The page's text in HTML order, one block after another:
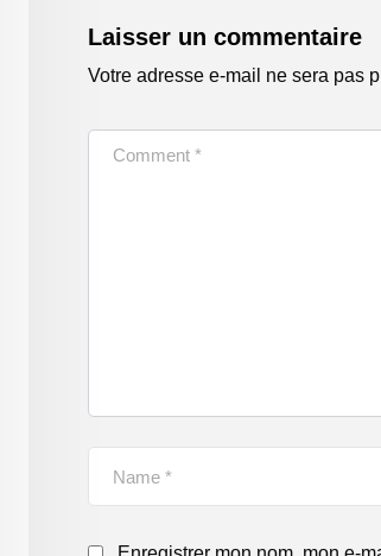
Laisser un commentaire
Votre adresse e-mail ne sera pas